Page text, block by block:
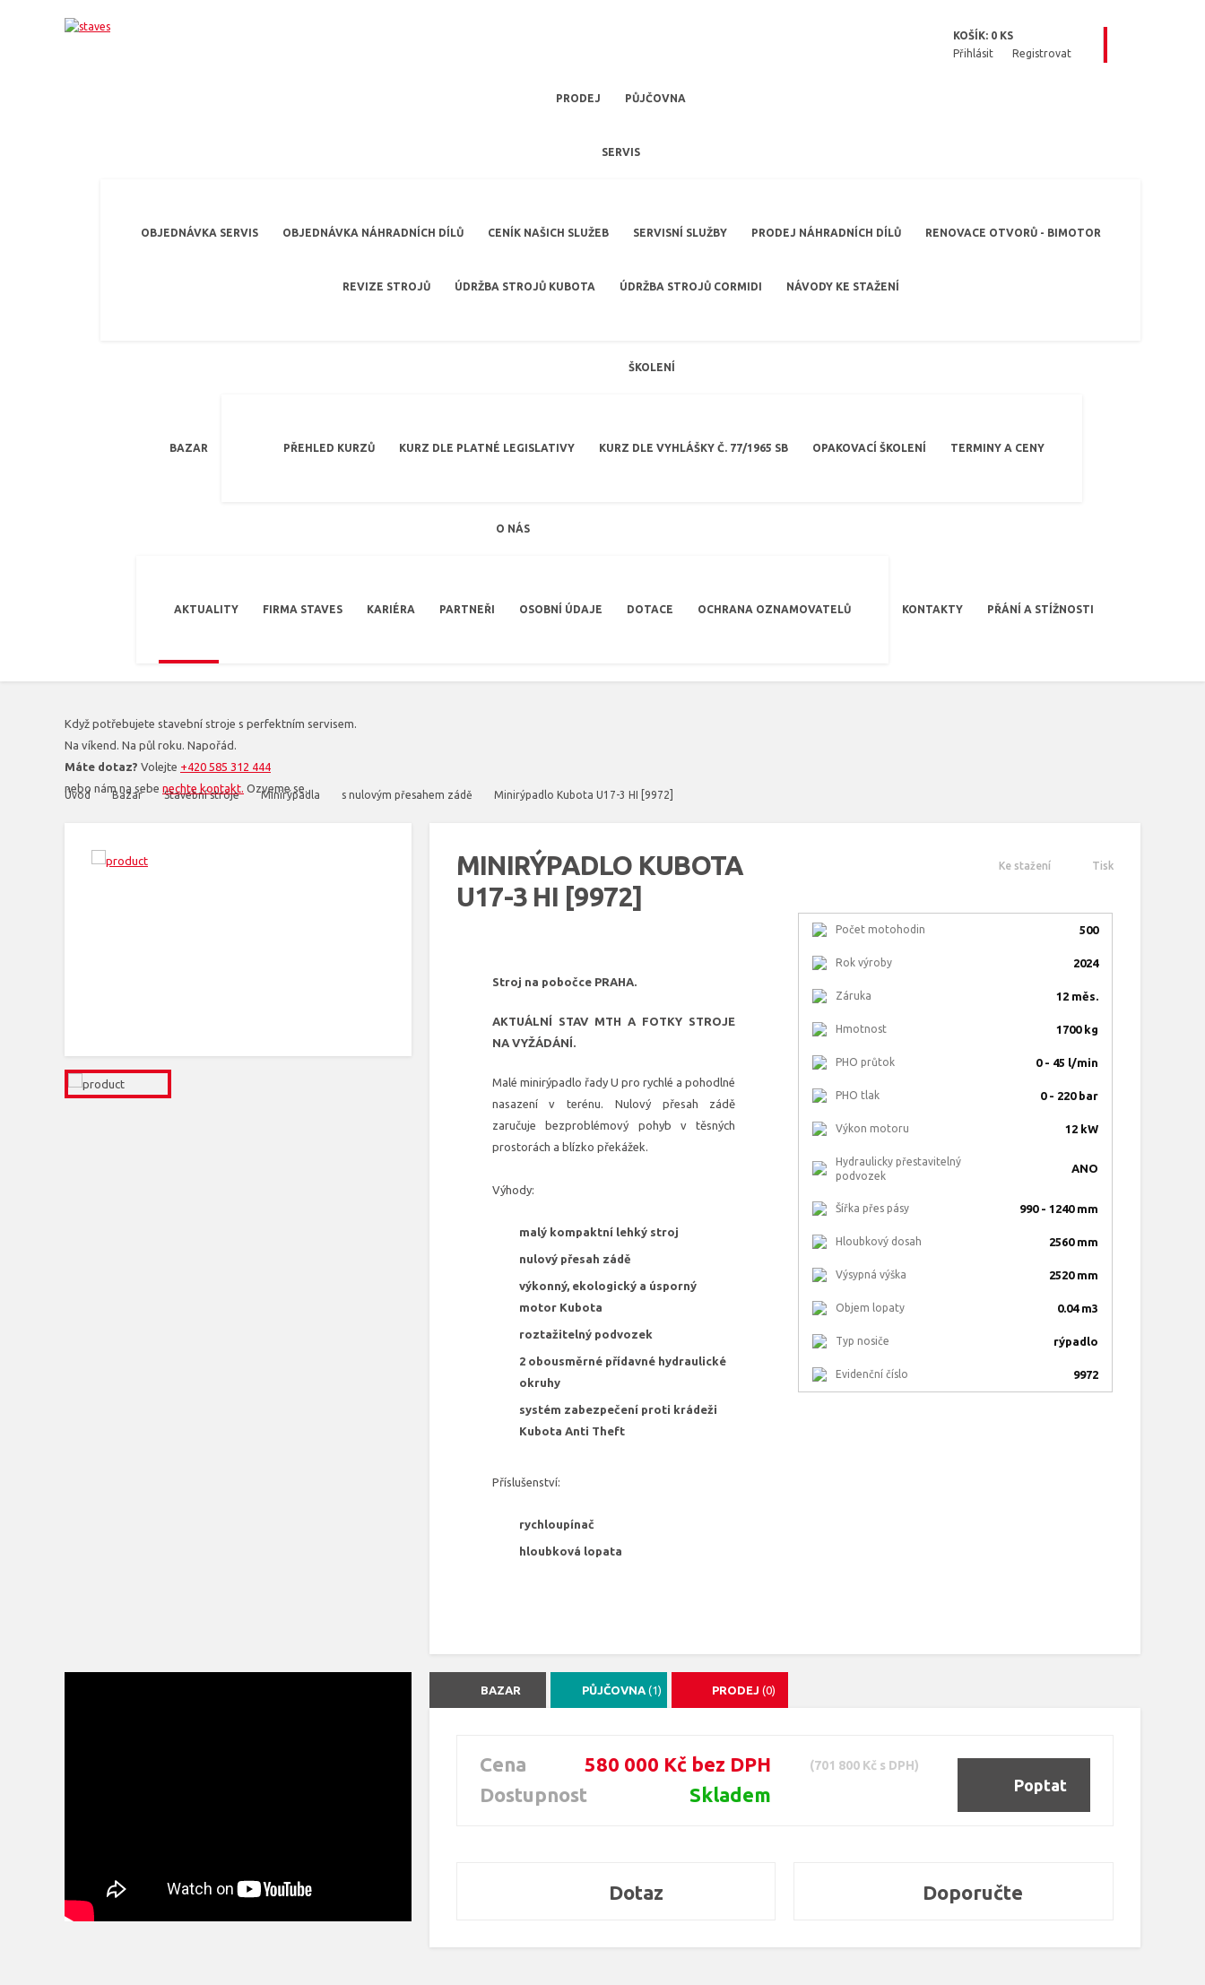
KOŠÍK: 0 KS
Přihlásit
Registrovat
PRODEJ PŮJČOVNA
SERVIS
OBJEDNÁVKA SERVIS OBJEDNÁVKA NÁHRADNÍCH DÍLŮ CENÍK NAŠICH SLUŽEB SERVISNÍ SLUŽBY PRODEJ NÁHRADNÍCH DÍLŮ RENOVACE OTVORŮ - BIMOTOR
REVIZE STROJŮ ÚDRŽBA STROJŮ KUBOTA ÚDRŽBA STROJŮ CORMIDI NÁVODY KE STAŽENÍ
BAZAR
ŠKOLENÍ
PŘEHLED KURZŮ KURZ DLE PLATNÉ LEGISLATIVY KURZ DLE VYHLÁŠKY Č. 77/1965 SB OPAKOVACÍ ŠKOLENÍ TERMINY A CENY
O NÁS
AKTUALITY FIRMA STAVES KARIÉRA PARTNEŘI OSOBNÍ ÚDAJE DOTACE OCHRANA OZNAMOVATELŮ KONTAKTY PŘÁNÍ A STÍŽNOSTI
Když potřebujete stavební stroje s perfektním servisem.
Na víkend. Na půl roku. Napořád.
Máte dotaz? Volejte +420 585 312 444
nebo nám na sebe nechte kontakt. Ozveme se.
Úvod Bazar Stavební stroje Minirýpadla s nulovým přesahem zádě Minirýpadlo Kubota U17-3 HI [9972]
MINIRÝPADLO KUBOTA
U17-3 HI [9972]
Stroj na pobočce PRAHA.
AKTUÁLNÍ STAV MTH A FOTKY STROJE
NA VYŽÁDÁNÍ.
Malé minirýpadlo řady U pro rychlé a pohodlné
nasazení v terénu. Nulový přesah zádě
zaručuje bezproblémový pohyb v těsných
prostorách a blízko překážek.
Výhody:
malý kompaktní lehký stroj
nulový přesah zádě
výkonný, ekologický a úsporný
motor Kubota
roztažitelný podvozek
2 obousměrné přídavné hydraulické
okruhy
systém zabezpečení proti krádeži
Kubota Anti Theft
Příslušenství:
rychloupínač
hloubková lopata
Ke stažení Tisk
Počet motohodin 500
Rok výroby 2024
Záruka 12 měs.
Hmotnost 1700 kg
PHO průtok 0 - 45 l/min
PHO tlak 0 - 220 bar
Výkon motoru 12 kW
Hydraulicky přestavitelný
podvozek
ANO
Šířka přes pásy 990 - 1240 mm
Hloubkový dosah 2560 mm
Výsypná výška 2520 mm
Objem lopaty 0.04 m3
Typ nosiče rýpadlo
Evidenční číslo 9972
BAZAR PŮJČOVNA (1) PRODEJ (0)
Cena
580 000 Kč bez DPH
Dostupnost
Skladem
(701 800 Kč s DPH)
Poptat
Dotaz Doporučte